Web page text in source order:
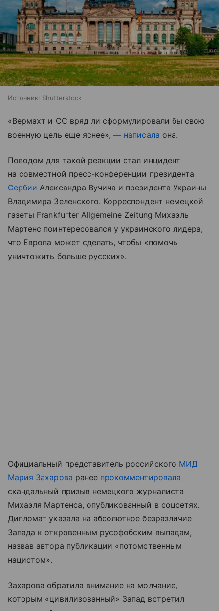
Источник: Shutterstock
«Вермахт и СС вряд ли сформулировали бы свою
военную цель еще яснее», — написала она.
Поводом для такой реакции стал инцидент
на совместной пресс-конференции президента
Сербии Александра Вучича и президента Украины
Владимира Зеленского. Корреспондент немецкой
газеты Frankfurter Allgemeine Zeitung Михаэль
Мартенс поинтересовался у украинского лидера,
что Европа может сделать, чтобы «помочь
уничтожить больше русских».
Официальный представитель российского МИД
Мария Захарова ранее прокомментировала
скандальный призыв немецкого журналиста
Михаэля Мартенса, опубликованный в соцсетях.
Дипломат указала на абсолютное безразличие
Запада к откровенным русофобским выпадам,
назвав автора публикации «потомственным
нацистом».
Захарова обратила внимание на молчание,
которым «цивилизованный» Запад встретил